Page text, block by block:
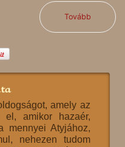
Tovább
amely az
amikor hazaér,
mennyei Atyjához,
nehezen tudom